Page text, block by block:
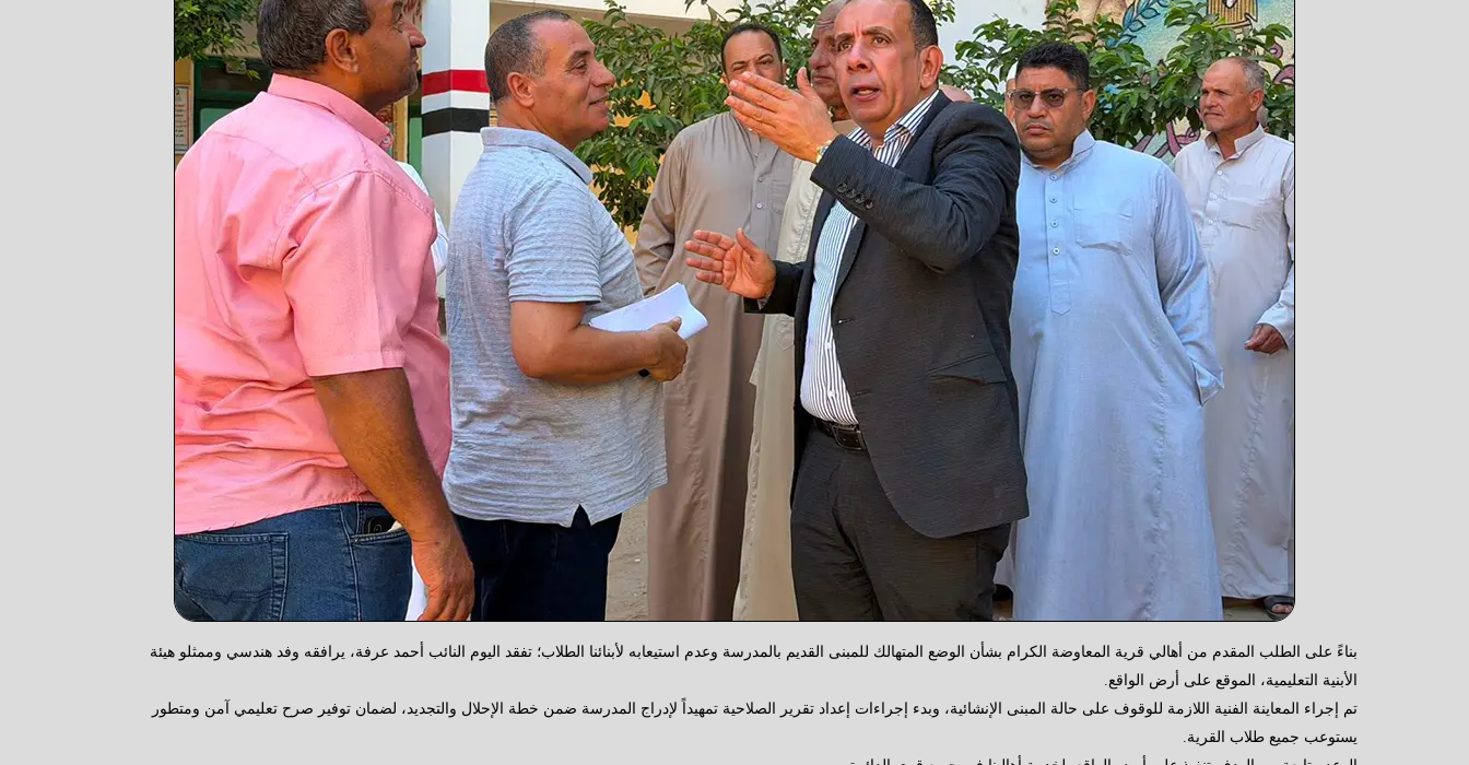
بناءً على الطلب المقدم من أهالي قرية المعاوضة الكرام بشأن الوضع المتهالك للمبنى القديم بالمدرسة وعدم استيعابه لأبنائنا الطلاب؛ تفقد اليوم النائب أحمد عرفة، يرافقه وفد هندسي وممثلو هيئة
الأبنية التعليمية، الموقع على أرض الواقع.
تم إجراء المعاينة الفنية اللازمة للوقوف على حالة المبنى الإنشائية، وبدء إجراءات إعداد تقرير الصلاحية تمهيداً لإدراج المدرسة ضمن خطة الإحلال والتجديد، لضمان توفير صرح تعليمي آمن ومتطور
يستوعب جميع طلاب القرية.